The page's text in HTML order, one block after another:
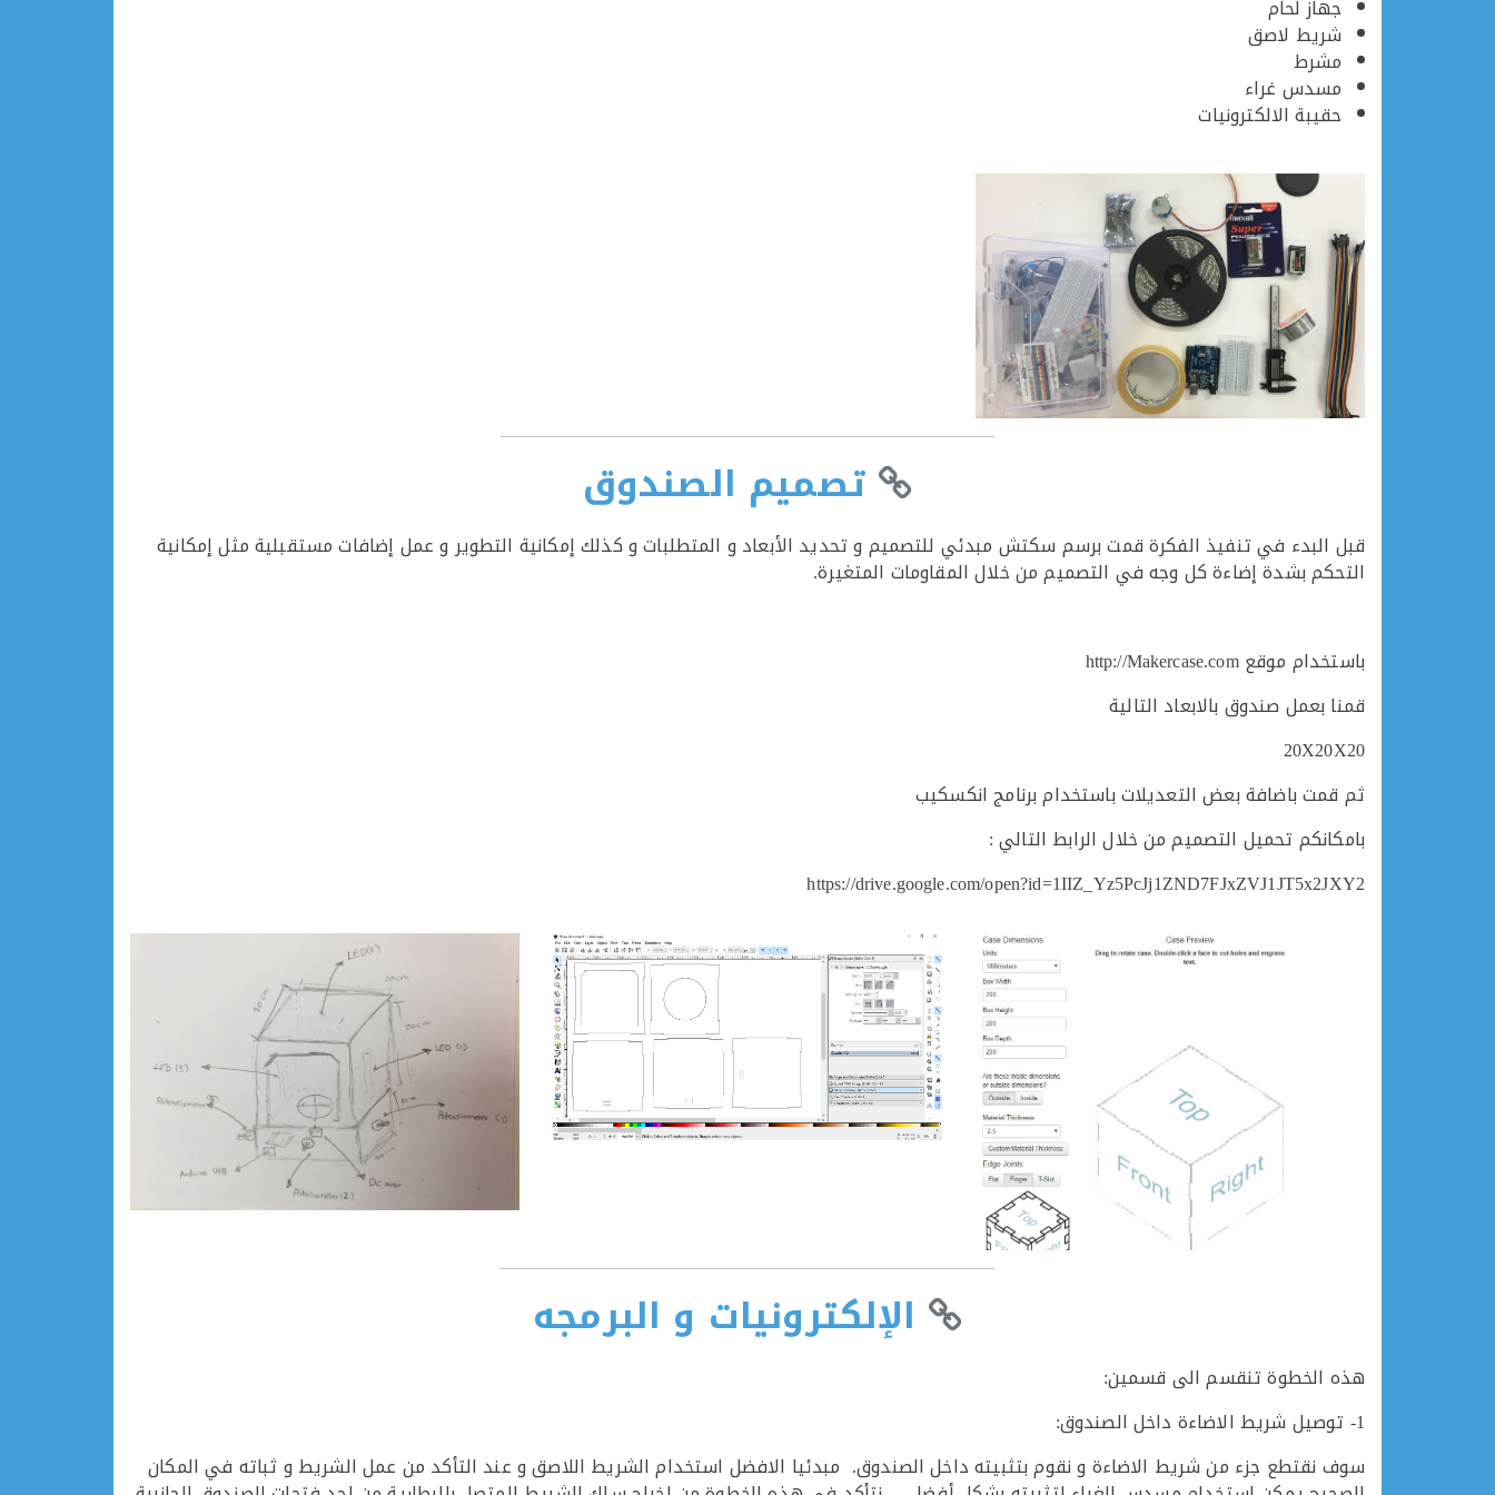
جهاز لحام
شريط لاصق
مشرط
مسدس غراء
حقيبة الالكترونيات
تصميم الصندوق
قبل البدء في تنفيذ الفكرة قمت برسم سكتش مبدئي للتصميم و تحديد الأبعاد و المتطلبات و كذلك إمكانية التطوير و عمل إضافات مستقبلية مثل إمكانية
التحكم بشدة إضاءة كل وجه في التصميم من خلال المقاومات المتغيرة.
باستخدام موقع http://Makercase.com
قمنا بعمل صندوق بالابعاد التالية
20X20X20
ثم قمت باضافة بعض التعديلات باستخدام برنامج انكسكيب
بامكانكم تحميل التصميم من خلال الرابط التالي :
https://drive.google.com/open?id=1IIZ_Yz5PcJj1ZND7FJxZVJ1JT5x2JXY2
الإلكترونيات و البرمجه
هذه الخطوة تنقسم الى قسمين:
1- توصيل شريط الاضاءة داخل الصندوق:
سوف نقتطع جزء من شريط الاضاءة و نقوم بتثبيته داخل الصندوق. مبدئيا الافضل استخدام الشريط اللاصق و عند التأكد من عمل الشريط و ثباته في المكان